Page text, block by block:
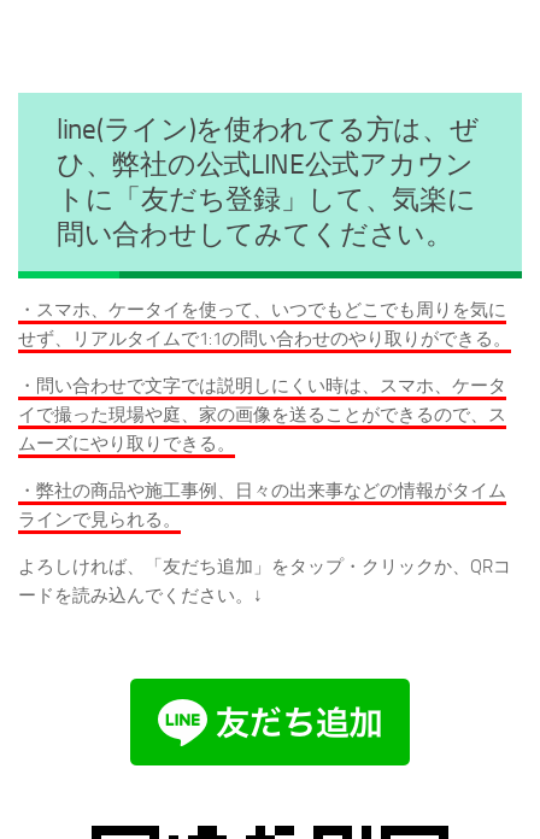
line(ライン)を使われてる方は、ぜ
ひ、弊社の公式LINE公式アカウン
トに「友だち登録」して、気楽に
問い合わせしてみてください。
・スマホ、ケータイを使って、いつでもどこでも周りを気に
せず、リアルタイムで1:1の問い合わせのやり取りができる。
・問い合わせで文字では説明しにくい時は、スマホ、ケータ
イで撮った現場や庭、家の画像を送ることができるので、ス
ムーズにやり取りできる。
・弊社の商品や施工事例、日々の出来事などの情報がタイム
ラインで見られる。
よろしければ、「友だち追加」をタップ・クリックか、QRコ
ードを読み込んでください。↓